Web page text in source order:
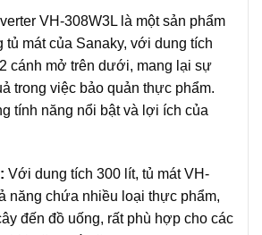
VH-308W3L là một sản phẩm
tủ mát của Sanaky, với dung tích
cánh mở trên dưới, mang lại sự
trong việc bảo quản thực phẩm.
tính năng nổi bật và lợi ích của
Với dung tích 300 lít, tủ mát VH-
năng chứa nhiều loại thực phẩm,
đến đồ uống, rất phù hợp cho các